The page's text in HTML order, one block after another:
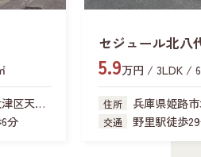
区天神
分
セジュール北八
5.9万円 / 3LDK /
住所 兵庫県姫路
目
交通 野里駅徒歩